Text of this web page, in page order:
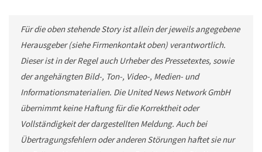
Für die oben stehende Story ist allein der jeweils angegebene
Herausgeber (siehe Firmenkontakt oben) verantwortlich.
Dieser ist in der Regel auch Urheber des Pressetextes, sowie
der angehängten Bild-, Ton-, Video-, Medien- und
Informationsmaterialien. Die United News Network GmbH
übernimmt keine Haftung für die Korrektheit oder
Vollständigkeit der dargestellten Meldung. Auch bei
Übertragungsfehlern oder anderen Störungen haftet sie nur